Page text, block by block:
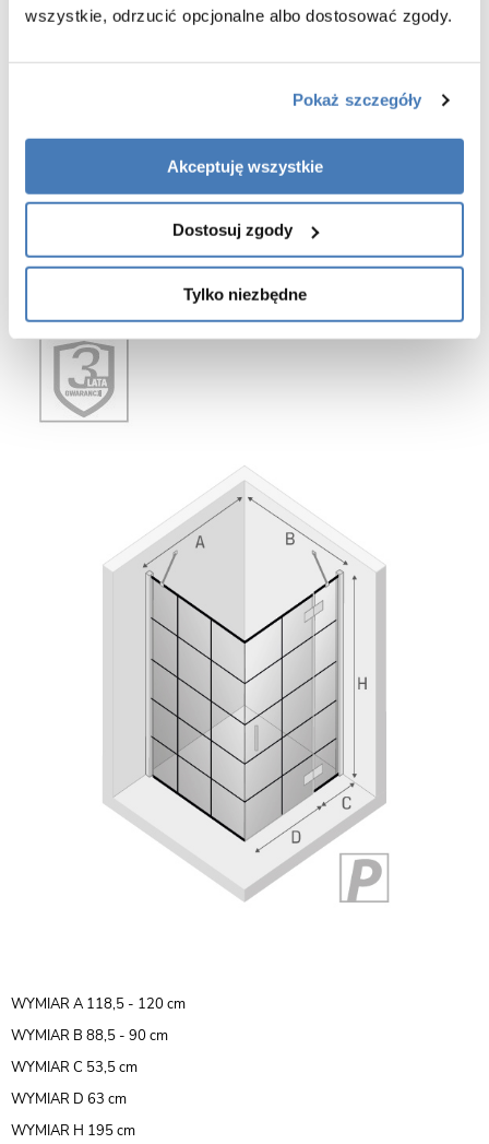
wszystkie, odrzucić opcjonalne albo dostosować zgody.
Pokaż szczegóły
Akceptuję wszystkie
Dostosuj zgody
Tylko niezbędne
WYMIAR A 118,5 - 120 cm
WYMIAR B 88,5 - 90 cm
WYMIAR C 53,5 cm
WYMIAR D 63 cm
WYMIAR H 195 cm